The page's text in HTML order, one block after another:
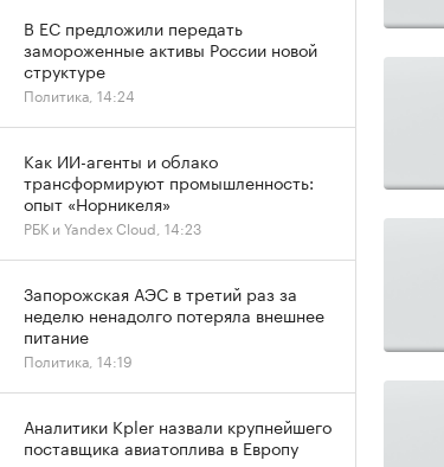
В ЕС предложили передать
замороженные активы России новой
структуре
Политика, 14:24
Как ИИ-агенты и облако
трансформируют промышленность:
опыт «Норникеля»
РБК и Yandex Cloud, 14:23
Запорожская АЭС в третий раз за
неделю ненадолго потеряла внешнее
питание
Политика, 14:19
Аналитики Kpler назвали крупнейшего
поставщика авиатоплива в Европу